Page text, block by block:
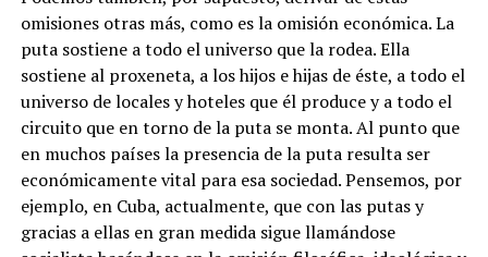
omisiones otras más, como es la omisión económica. La
puta sostiene a todo el universo que la rodea. Ella
sostiene al proxeneta, a los hijos e hijas de éste, a todo el
universo de locales y hoteles que él produce y a todo el
circuito que en torno de la puta se monta. Al punto que
en muchos países la presencia de la puta resulta ser
económicamente vital para esa sociedad. Pensemos, por
ejemplo, en Cuba, actualmente, que con las putas y
gracias a ellas en gran medida sigue llamándose